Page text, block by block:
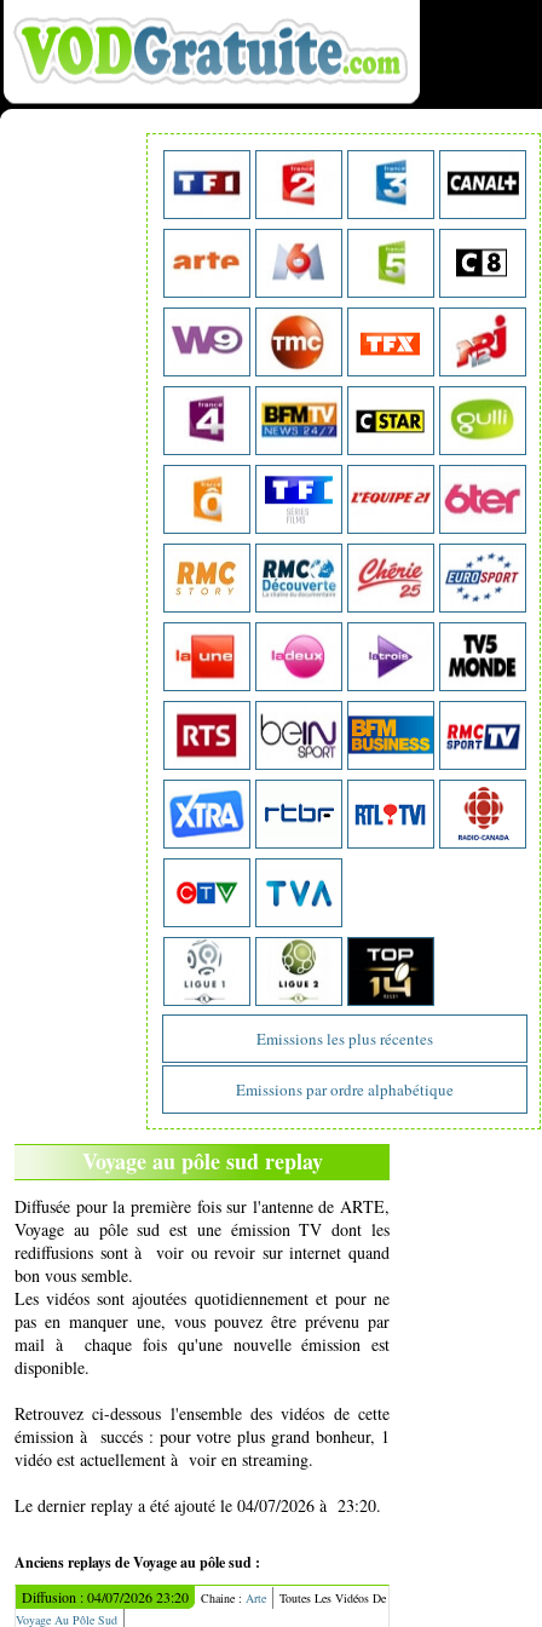
Emissions les plus récentes
Emissions par ordre alphabétique
Voyage au pôle sud replay
Diffusée pour la première fois sur l'antenne de ARTE,
Voyage au pôle sud est une émission TV dont les
rediffusions sont à voir ou revoir sur internet quand
bon vous semble.
Les vidéos sont ajoutées quotidiennement et pour ne
pas en manquer une, vous pouvez être prévenu par
mail à chaque fois qu'une nouvelle émission est
disponible.
Retrouvez ci-dessous l'ensemble des vidéos de cette
émission à succés : pour votre plus grand bonheur, 1
vidéo est actuellement à voir en streaming.
Le dernier replay a été ajouté le 04/07/2026 à 23:20.
Anciens replays de Voyage au pôle sud :
Diffusion : 04/07/2026 23:20 Chaine : Arte
Toutes Les Vidéos De
Voyage Au Pôle Sud